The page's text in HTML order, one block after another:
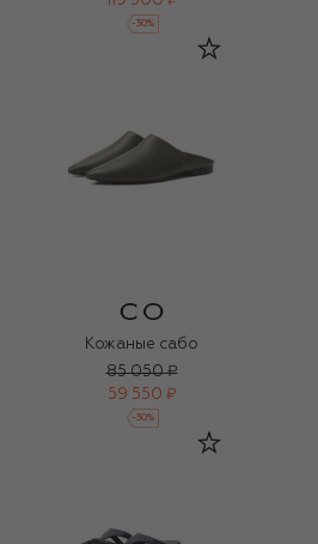
-30%
Кожаные сабо
85 050 ₽
59 550 ₽
-30%